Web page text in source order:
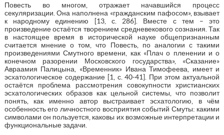
Повесть во многом, отражает начавшийся процесс
секуляризации. Она наполнена «гражданским пафосом», взывает
к народному единению [13, с. 286]. Вместе с тем – это
произведение остаётся творением средневекового сознания. Так
в настоящее время в исторической науке общепризнанным
считается мнение о том, что Повесть, по аналогии с такими
произведениями Смутного времени, как «Плач о пленении и о
конечном разорении Московского государства», «Сказание»
Авраамия Палицына, «Временник» Ивана Тимофеева, имеет и
эсхатологическое содержание [1, с. 40-41]. При этом актуальной
остаётся проблема рассмотрения совокупности христианских
эсхатологических образов как цельной системы, что позволит
понять, как именно автор выстраивает эсхатологию, в чём
особенность его личностного восприятия событий Смуты: какими
символами он пользуется, каковы их возможные интерпретации и
функциональные задачи.